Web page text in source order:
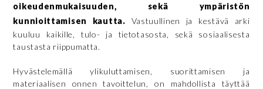
oikeudenmukaisuuden, sekä ympäristön
kunnioittamisen kautta. Vastuullinen ja kestävä arki
kuuluu kaikille, tulo- ja tietotasosta, sekä sosiaalisesta
taustasta riippumatta.
Hyvästelemällä ylikuluttamisen, suorittamisen ja
materiaalisen onnen tavoittelun, on mahdollista täyttää